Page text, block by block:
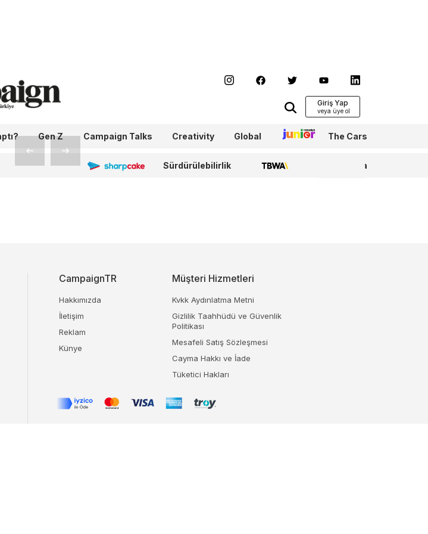
Giriş Yap
Gen Z Campaign Talks Creativity Global Junior The Cars
OneIngage Sharpcake Sürdürülebilirlik TBWA WPP Media
CampaignTR
Hakkımızda
İletişim
Reklam
Künye
Müşteri Hizmetleri
Kvkk Aydınlatma Metni
Gizlilik Taahhüdü ve Güvenlik
Politikası
Mesafeli Satış Sözleşmesi
Cayma Hakkı ve İade
Tüketici Hakları